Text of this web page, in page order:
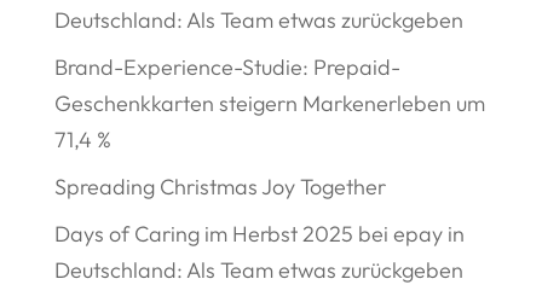
Deutschland: Als Team etwas zurückgeben
Brand-Experience-Studie: Prepaid-
Geschenkkarten steigern Markenerleben um
71,4 %
Spreading Christmas Joy Together
Days of Caring im Herbst 2025 bei epay in
Deutschland: Als Team etwas zurückgeben